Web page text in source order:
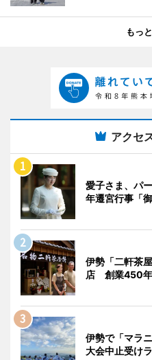
もっ
アクセ
愛子さま、パ
年遷宮行事「
伊勢「二軒茶
店 創業450年
伊勢で「マラ
大会中止受け